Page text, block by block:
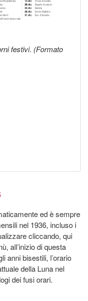
festivi. (Formato
ed è sempre
nel 1936, incluso i
cliccando, qui
all’inizio di questa
anni bisestili, l’orario
della Luna nel
dei fusi orari.